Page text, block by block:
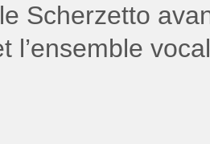
Scherzetto
l’ensemble